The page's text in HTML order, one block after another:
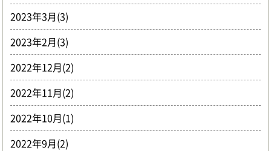
2023年3月(3)
2023年2月(3)
2022年12月(2)
2022年11月(2)
2022年10月(1)
2022年9月(2)